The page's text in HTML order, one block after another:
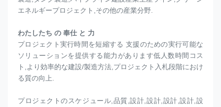
エネルギープロジェクト,その他の産業分野.
わたしたち の 奉仕 と 力
プロジェクト実行時間を短縮する 支援のための実行可能な
ソリューションを提供する能力があります低人数時間コス
ト,より効率的な建設/製造方法,プロジェクト入札段階におけ
る質の向上.
プロジェクトのスケジュール,品質,設計,設計,設計,設計,設